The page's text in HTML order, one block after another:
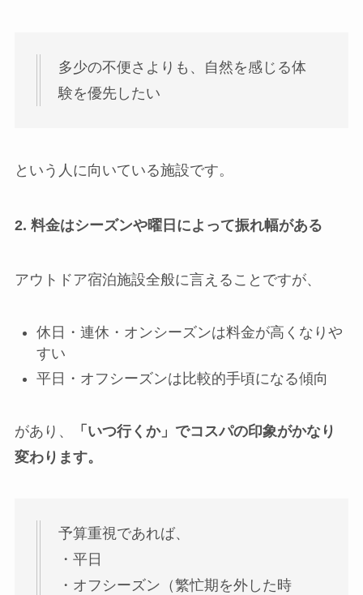
多少の不便さよりも、自然を感じる体
験を優先したい
という人に向いている施設です。
2. 料金はシーズンや曜日によって振れ幅がある
アウトドア宿泊施設全般に言えることですが、
休日・連休・オンシーズンは料金が高くなりや
すい
平日・オフシーズンは比較的手頃になる傾向
があり、
「いつ行くか」でコスパの印象がかなり
変わります。
予算重視であれば、
・平日
・オフシーズン（繁忙期を外した時